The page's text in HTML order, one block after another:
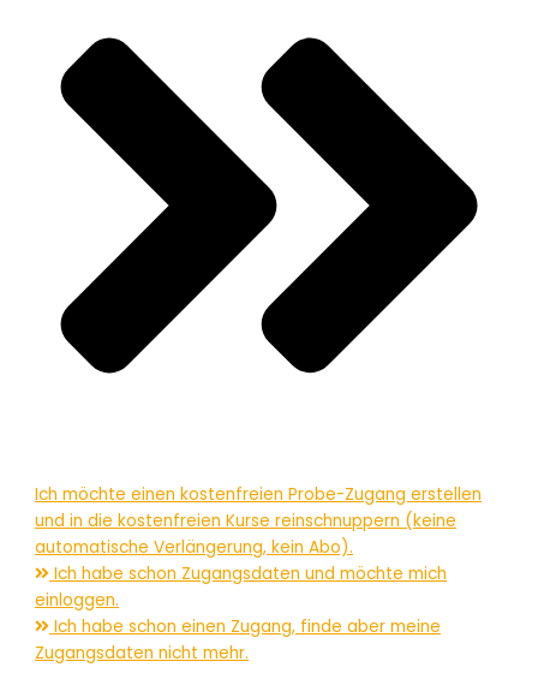
Ich möchte einen kostenfreien Probe-Zugang erstellen
und in die kostenfreien Kurse reinschnuppern (keine
automatische Verlängerung, kein Abo).
Ich habe schon Zugangsdaten und möchte mich
einloggen.
Ich habe schon einen Zugang, finde aber meine
Zugangsdaten nicht mehr.